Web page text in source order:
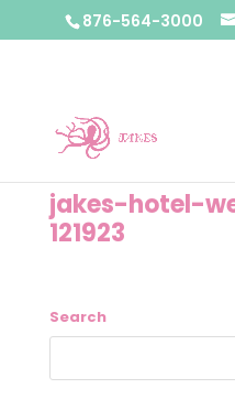
876-564-3000
jakes-hotel-
121923
Search